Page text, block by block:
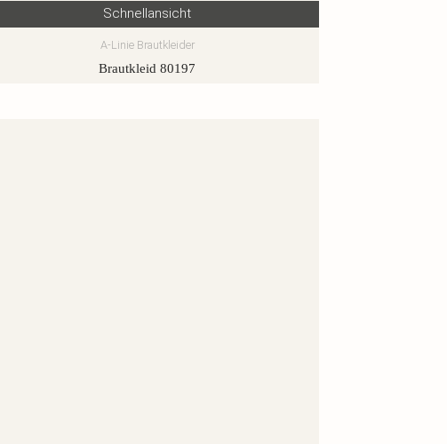
Schnellansicht
A-Linie Brautkleider
Brautkleid 80197